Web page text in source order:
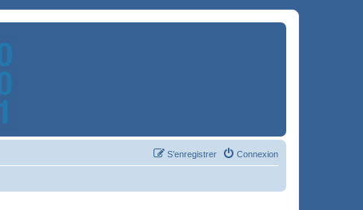
Connexion
S’enregistrer